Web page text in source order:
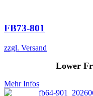
FB73-801
zzgl. Versand
Lower
Mehr Infos